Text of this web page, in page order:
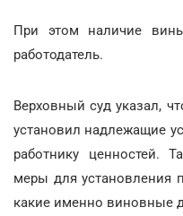
При этом наличие
работодатель.
Верховный суд указал,
установил надлежащие
работнику ценностей.
меры для установления
какие именно виновные